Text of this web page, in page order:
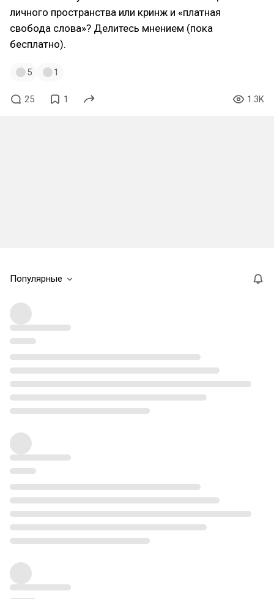
личного пространства или кринж и «платная
свобода слова»? Делитесь мнением (пока
бесплатно).
5 1
25 1 1.3K
Популярные